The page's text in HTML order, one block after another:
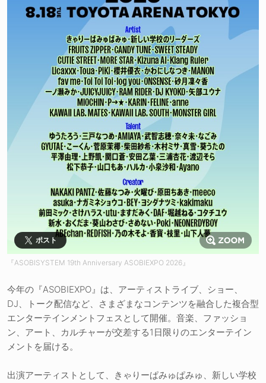
ポスト
『ASOBISYSTEM 19th Anniversary ASOBIEXPO 2026』
今年の『ASOBIEXPO』は、アーティストライブ、ショー、
DJ、トーク配信など、さまざまなコンテンツを融合した複合型
エンターテインメントフェスとして開催。音楽、ファッショ
ン、アート、カルチャーが交差する1日限りのエンターテイン
メントを届ける。
出演アーティストとして、きゃりーぱみゅぱみゅ、新しい学校